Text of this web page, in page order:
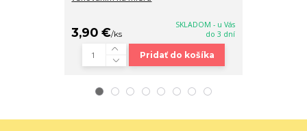
3,90 €/ks
SKLADOM - u Vás
do 3 dní
Pridať do košíka